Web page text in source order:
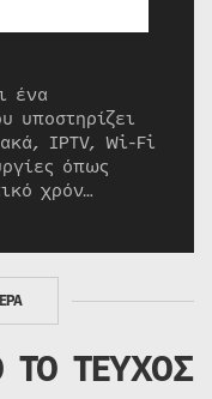
ένα
υποστηρίζει
IPTV, Wi-Fi
όπως
χρόν…
ΤΟ ΤΕΥΧΟΣ